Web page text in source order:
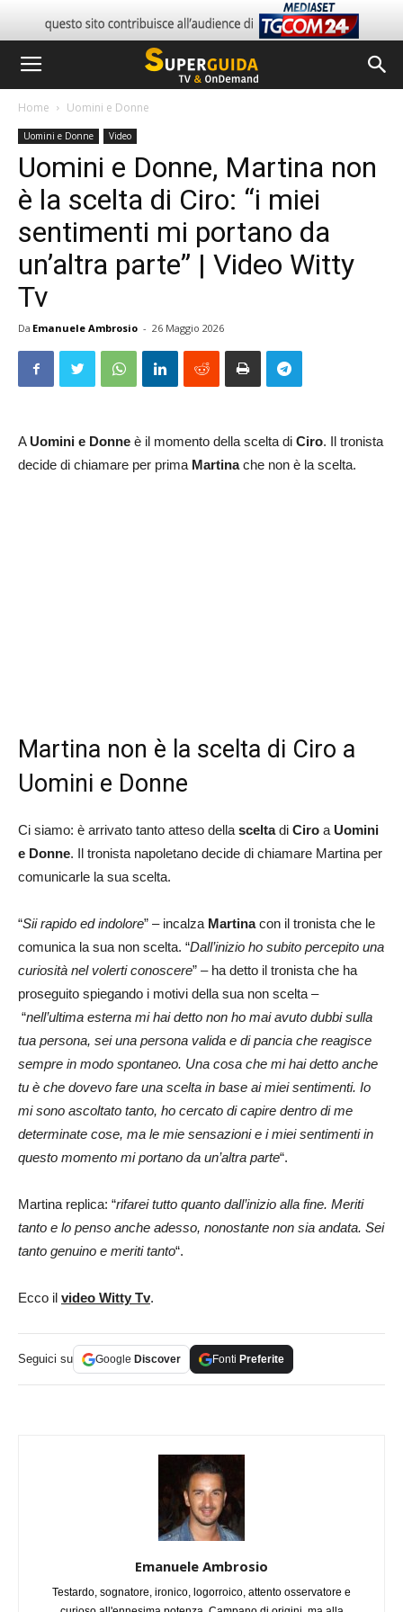
Home Uomini e Donne
Uomini e Donne Video
Uomini e Donne, Martina non
è la scelta di Ciro: “i miei
sentimenti mi portano da
un’altra parte” | Video Witty
Tv
Da Emanuele Ambrosio - 26 Maggio 2026
A Uomini e Donne è il momento della scelta di Ciro. Il tronista
decide di chiamare per prima Martinache non è la scelta.
Martina non è la scelta di Ciro a
Uomini e Donne
Ci siamo: è arrivato tanto atteso dellasceltadi Ciro a Uomini
e Donne. Il tronista napoletano decide di chiamare Martina per
comunicarle la sua scelta.
“Sii rapido ed indolore” – incalza Martinacon il tronista che le
comunica la sua non scelta. “Dall’inizio ho subito percepito una
curiosità nel volerti conoscere” – ha detto il tronista che ha
proseguito spiegando i motivi della sua non scelta –
“nell’ultima esterna mi hai detto non ho mai avuto dubbi sulla
tua persona, sei una persona valida e di pancia che reagisce
sempre in modo spontaneo. Una cosa che mi hai detto anche
tu è che dovevo fare una scelta in base ai miei sentimenti. Io
mi sono ascoltato tanto, ho cercato di capire dentro di me
determinate cose, ma le mie sensazioni e i miei sentimenti in
questo momento mi portano da un’altra parte“.
Martina replica: “rifarei tutto quanto dall’inizio alla fine. Meriti
tanto e lo penso anche adesso, nonostante non sia andata. Sei
tanto genuino e meriti tanto“.
Ecco il video Witty Tv.
Seguici su Google Discover Fonti Preferite
Emanuele Ambrosio
Testardo, sognatore, ironico, logorroico, attento osservatore e